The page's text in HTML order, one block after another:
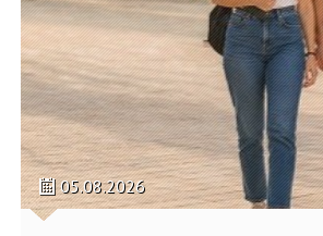
05.08.2026